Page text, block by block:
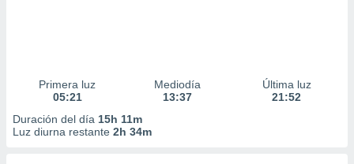
Primera luz
05:21
Mediodía
13:37
Última luz
21:52
Duración del día 15h 11m
Luz diurna restante 2h 34m